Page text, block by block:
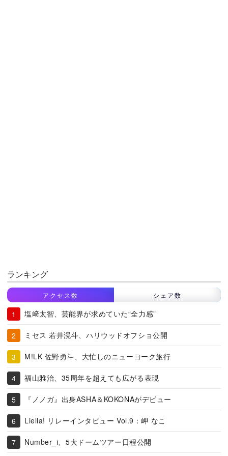
ランキング
アクセス数 シェア数
塩﨑太智、芸能界が求めていた“全力感”
ミセス 若井滉斗、ハリウッドオフショ公開
M!LK 佐野勇斗、大忙しのニューヨーク旅行
福山雅治、35周年を超えても広がる表現
『ノノガ』出身ASHA＆KOKONAがデビュー
Liella! リレーインタビュー Vol.9：岬 なこ
Number_i、5大ドームツアー日程公開